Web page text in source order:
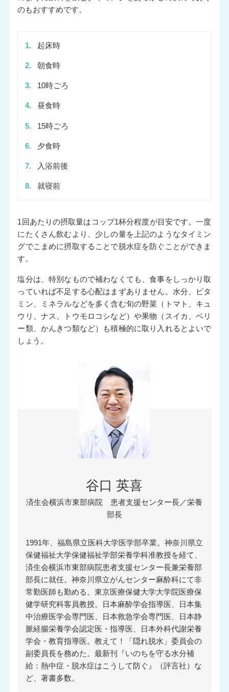
のもおすすめです。
1. 起床時
2. 朝食時
3. 10時ごろ
4. 昼食時
5. 15時ごろ
6. 夕食時
7. 入浴前後
8. 就寝前
1回あたりの摂取量はコップ1杯分程度が目安です。一度
にたくさん飲むより、少しの量を上記のようなタイミン
グでこまめに摂取することで脱水症を防ぐことができま
す。
塩分は、特別なもので補わなくても、食事をしっかり取
っていれば不足する心配はまずありません。水分、ビタ
ミン、ミネラルなどを多く含む旬の野菜（トマト、キュ
ウリ、ナス、トウモロコシなど）や果物（スイカ、ベリ
ー類、かんきつ類など）も積極的に取り入れるとよいで
しょう。
谷口 英喜
済生会横浜市東部病院 患者支援センター長／栄養
部長
1991年、福島県立医科大学医学部卒業。神奈川県立
保健福祉大学保健福祉学部栄養学科准教授を経て、
済生会横浜市東部病院患者支援センター長兼栄養部
部長に就任。神奈川県立がんセンター麻酔科にて非
常勤医師も勤める。東京医療保健大学大学院医療保
健学研究科客員教授。日本麻酔学会指導医、日本集
中治療医学会専門医、日本救急学会専門医、日本静
脈経腸栄養学会認定医・指導医、日本外科代謝栄養
学会・教育指導医。教えて！「隠れ脱水」委員会の
副委員長を務めた。最新刊『いのちを守る水分補
給：熱中症・脱水症はこうして防ぐ』（評言社）な
ど、著書多数。